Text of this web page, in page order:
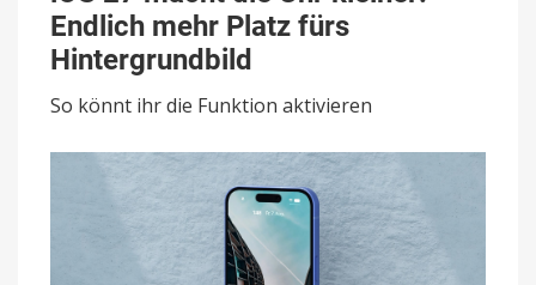
macht
die
Uhr
kleiner:
Endlich
mehr
fürs
Hintergrundbild
Endlich mehr Platz fürs
Hintergrundbild
So könnt ihr die Funktion aktivieren